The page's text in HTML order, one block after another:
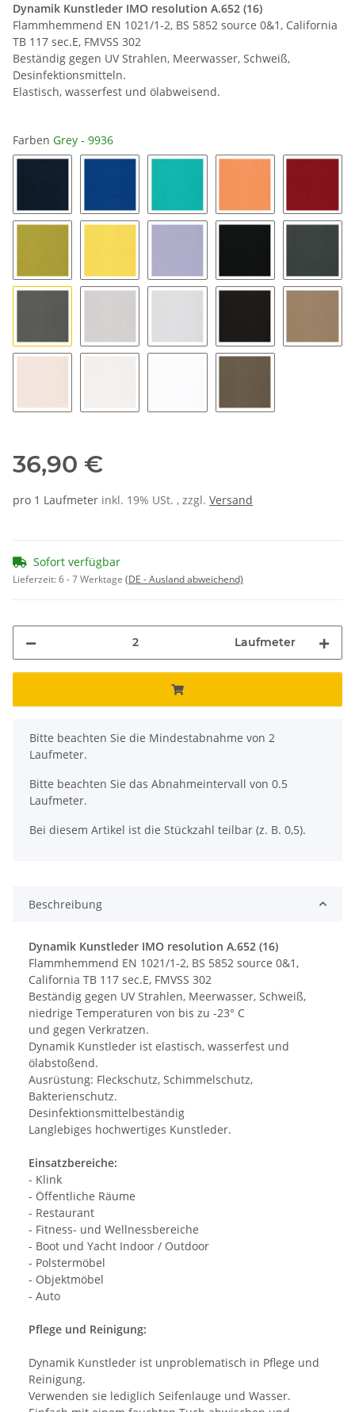
Dynamik Kunstleder IMO resolution A.652 (16)
Flammhemmend EN 1021/1-2, BS 5852 source 0&1, California
TB 117 sec.E, FMVSS 302
Beständig gegen UV Strahlen, Meerwasser, Schweiß,
Desinfektionsmitteln.
Elastisch, wasserfest und ölabweisend.
Farben Grey - 9936
Pacific - 9947Azur - 9927 Turquoise - 9938Peach - 9929Red
Lemon - 9918Sun - 9915 Mauve - 9969Black - 9902 Basalt -
Grey - 9936 Light Grey - 9916Silver - 9906Dark Brown - 9984
36,90 €
pro 1 Laufmeter inkl. 19% USt. , zzgl. Versand
Sofort verfügbar
Lieferzeit:6 - 7 Werktage (DE - Ausland abweichend)
Laufmeter
x
Bitte beachten Sie die Mindestabnahme von 2
Laufmeter.
Bitte beachten Sie das Abnahmeintervall von 0.5
Laufmeter.
Bei diesem Artikel ist die Stückzahl teilbar (z. B. 0,5).
Beschreibung
Dynamik Kunstleder IMO resolution A.652 (16)
Flammhemmend EN 1021/1-2, BS 5852 source 0&1,
California TB 117 sec.E, FMVSS 302
Beständig gegen UV Strahlen, Meerwasser, Schweiß,
niedrige Temperaturen von bis zu -23° C
und gegen Verkratzen.
Dynamik Kunstleder ist elastisch, wasserfest und
ölabstoßend.
Ausrüstung: Fleckschutz, Schimmelschutz,
Bakterienschutz.
Desinfektionsmittelbeständig
Langlebiges hochwertiges Kunstleder.
Einsatzbereiche:
- Klink
- Öffentliche Räume
- Restaurant
- Fitness- und Wellnessbereiche
- Boot und Yacht Indoor / Outdoor
- Polstermöbel
- Objektmöbel
- Auto
Pflege und Reinigung:
Dynamik Kunstleder ist unproblematisch in Pflege und
Reinigung.
Verwenden sie lediglich Seifenlauge und Wasser.